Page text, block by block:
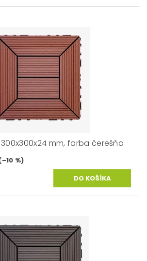
mm, farba čerešňa
%)